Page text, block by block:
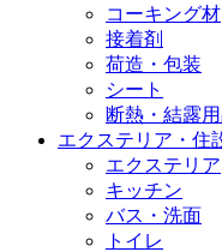
コーキング材
接着剤
荷造・包装
シート
断熱・結露
エクステリア・住
エクステリア
キッチン
バス・洗面
トイレ